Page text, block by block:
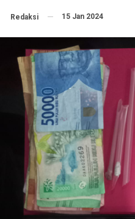
Redaksi 15 Jan 2024